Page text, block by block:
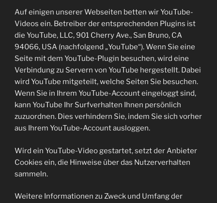
Auf einigen unserer Webseiten betten wir YouTube-
Videos ein. Betreiber der entsprechenden Plugins ist
die YouTube, LLC, 901 Cherry Ave., San Bruno, CA
94066, USA (nachfolgend „YouTube“). Wenn Sie eine
Seite mit dem YouTube-Plugin besuchen, wird eine
Verbindung zu Servern von YouTube hergestellt. Dabei
wird YouTube mitgeteilt, welche Seiten Sie besuchen.
Wenn Sie in Ihrem YouTube-Account eingeloggt sind,
kann YouTube Ihr Surfverhalten Ihnen persönlich
zuzuordnen. Dies verhindern Sie, indem Sie sich vorher
aus Ihrem YouTube-Account ausloggen.
Wird ein YouTube-Video gestartet, setzt der Anbieter
Cookies ein, die Hinweise über das Nutzerverhalten
sammeln.
Weitere Informationen zu Zweck und Umfang der